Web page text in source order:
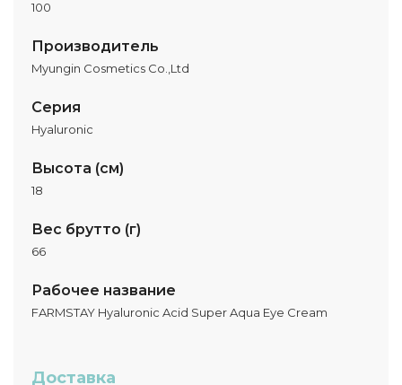
100
Производитель
Myungin Cosmetics Co.,Ltd
Серия
Hyaluronic
Высота (см)
18
Вес брутто (г)
66
Рабочее название
FARMSTAY Hyaluronic Acid Super Aqua Eye Cream
Доставка